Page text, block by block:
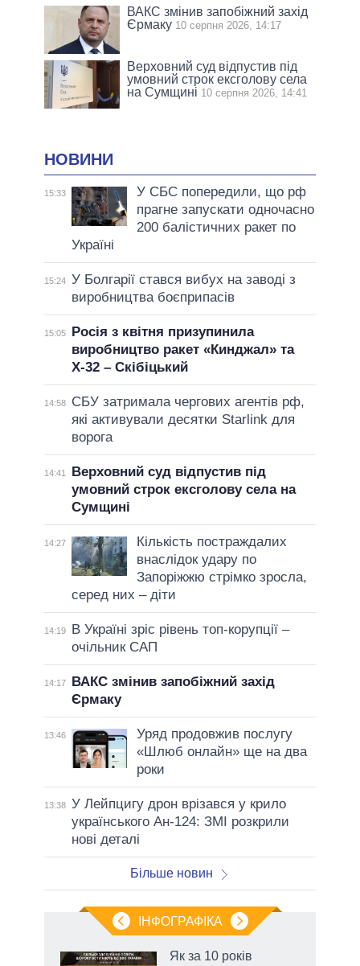
ВАКС змінив запобіжний захід
Єрмаку 10 серпня 2026, 14:17
Верховний суд відпустив під
умовний строк ексголову села
на Сумщині 10 серпня 2026, 14:41
НОВИНИ
15:33
У СБС попередили, що рф
прагне запускати одночасно
200 балістичних ракет по
Україні
15:24 У Болгарії стався вибух на заводі з
виробництва боєприпасів
15:05
Росія з квітня призупинила
виробництво ракет «Кинджал» та
Х-32 – Скібіцький
14:58
СБУ затримала чергових агентів рф,
які активували десятки Starlink для
ворога
14:41
Верховний суд відпустив під
умовний строк ексголову села на
Сумщині
14:27
Кількість постраждалих
внаслідок удару по
Запоріжжю стрімко зросла,
серед них – діти
14:19
В Україні зріс рівень топ-корупції –
очільник САП
14:17
ВАКС змінив запобіжний захід
Єрмаку
13:46
Уряд продовжив послугу
«Шлюб онлайн» ще на два
роки
13:38 У Лейпцигу дрон врізався у крило
українського Ан-124: ЗМІ розкрили
нові деталі
Більше новин
ІНФОГРАФІКА
Як за 10 років